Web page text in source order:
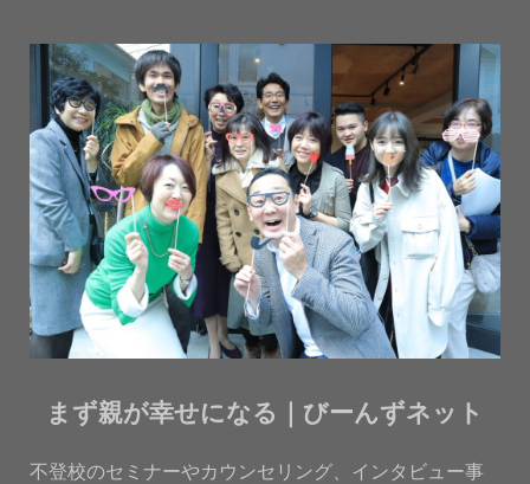
まず親が幸せになる｜びーんずネット
不登校のセミナーやカウンセリング、インタビュー事